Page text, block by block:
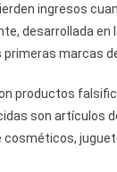
ingresos
desarrollada en
primeras marcas
productos
son artículos
cosméticos,